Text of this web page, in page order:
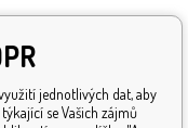
jednotlivých dat, aby
se Vašich zájmů